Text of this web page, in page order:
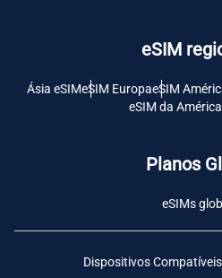
eSIM
Ásia eSIMeSIM EuropaeSIM
eSIM da
Planos
eSIMs
Dispositivos Compatíveis